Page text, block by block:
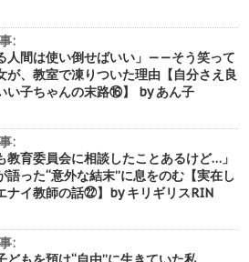
:
人間は使い倒せばいい」——そう笑って
が、教室で凍りついた理由【自分さえ良
い子ちゃんの末路⑯】 by あん子
:
教育委員会に相談したことあるけど…」
語った“意外な結末”に息をのむ【実在し
ナイ教師の話㉒】by キリギリスRIN
: